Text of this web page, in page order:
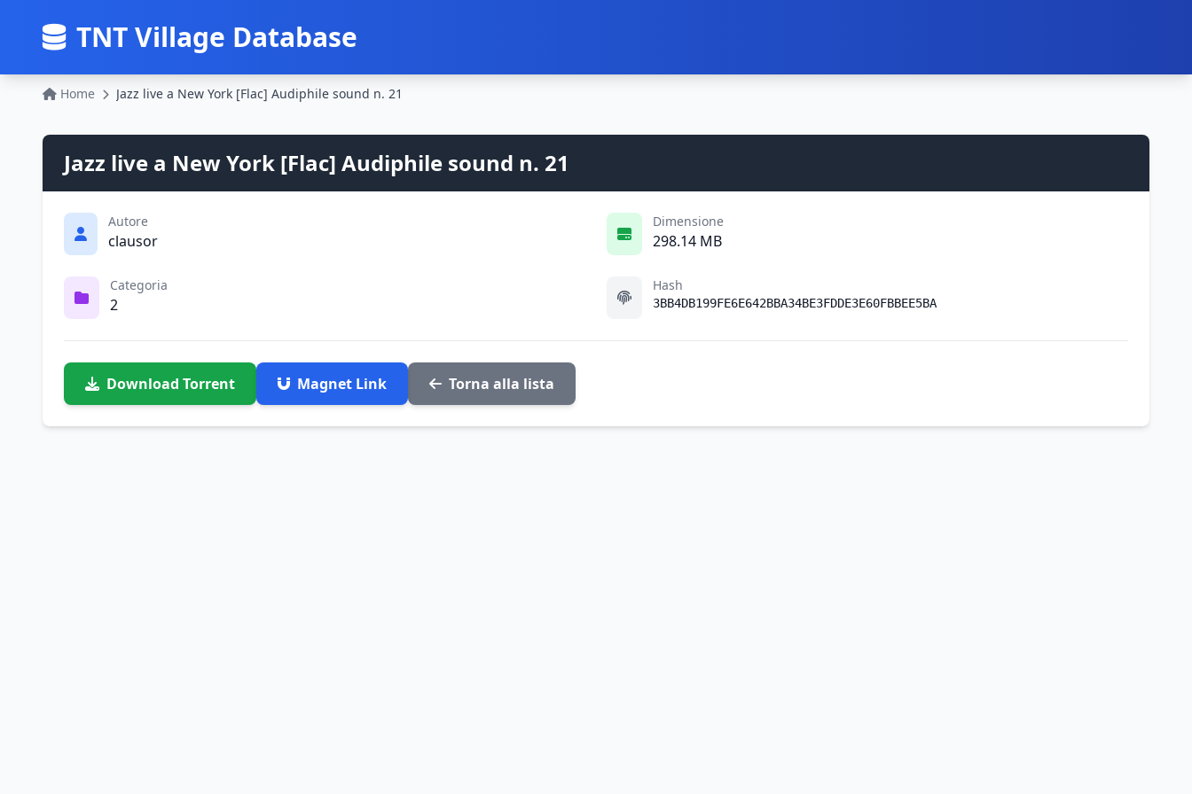
TNT Village Database
Home Jazz live a New York [Flac] Audiphile sound n. 21
Jazz live a New York [Flac] Audiphile sound n. 21
Autore
clausor
Dimensione
298.14 MB
Categoria
2
Hash
3BB4DB199FE6E642BBA34BE3FDDE3E60FBBEE5BA
Download Torrent Magnet Link Torna alla lista